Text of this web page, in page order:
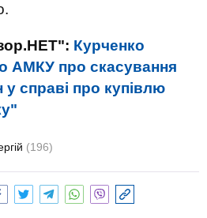
Курченко
АМКУ про скасування
справі про купівлю
(196)